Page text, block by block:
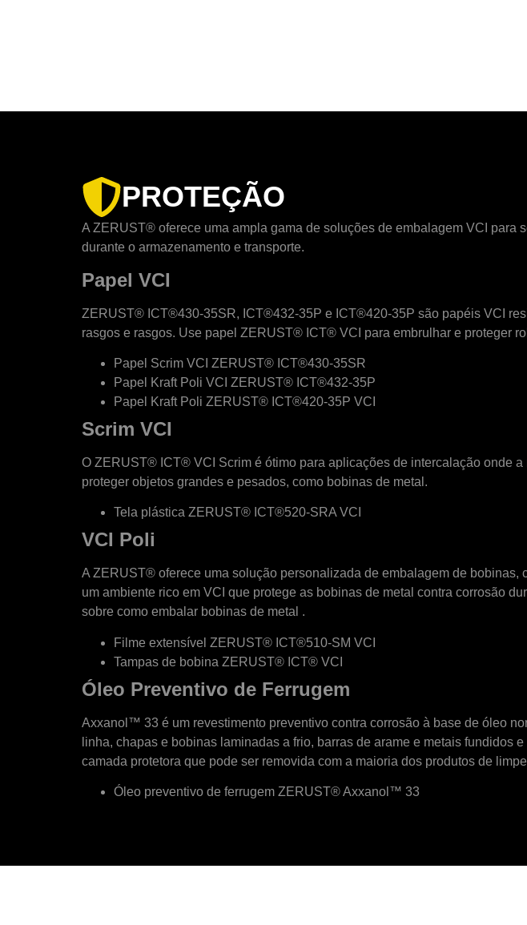
PROTEÇÃO
A ZERUST® oferece uma ampla gama de soluções de embalagem VCI para
durante o armazenamento e transporte.
Papel VCI
ZERUST® ICT®430-35SR, ICT®432-35P e ICT®420-35P são papéis VCI
rasgos e rasgos. Use papel ZERUST® ICT® VCI para embrulhar e proteger
Papel Scrim VCI ZERUST® ICT®430-35SR
Papel Kraft Poli VCI ZERUST® ICT®432-35P
Papel Kraft Poli ZERUST® ICT®420-35P VCI
Scrim VCI
O ZERUST® ICT® VCI Scrim é ótimo para aplicações de intercalação onde
proteger objetos grandes e pesados, como bobinas de metal.
Tela plástica ZERUST® ICT®520-SRA VCI
VCI Poli
A ZERUST® oferece uma solução personalizada de embalagem de
um ambiente rico em VCI que protege as bobinas de metal contra corrosão
sobre como embalar bobinas de metal .
Filme extensível ZERUST® ICT®510-SM VCI
Tampas de bobina ZERUST® ICT® VCI
Óleo Preventivo de Ferrugem
Axxanol™ 33 é um revestimento preventivo contra corrosão à base de óleo
linha, chapas e bobinas laminadas a frio, barras de arame e metais
camada protetora que pode ser removida com a maioria dos produtos de
Óleo preventivo de ferrugem ZERUST® Axxanol™ 33